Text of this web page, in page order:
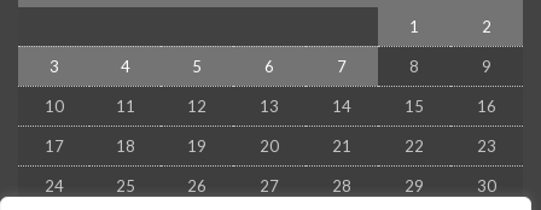
1
2
3 4 5 6 7 8 9
10 11 12 13 14 15 16
17 18 19 20 21 22 23
24 25 26 27 28 29 30